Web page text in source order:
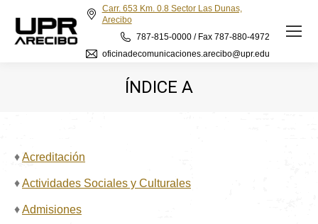
Carr. 653 Km. 0.8 Sector Las Dunas,
Arecibo
787-815-0000 / Fax 787-880-4972
oficinadecomunicaciones.arecibo@upr.edu
ÍNDICE A
♦Acreditación
♦Actividades Sociales y Culturales
♦Admisiones